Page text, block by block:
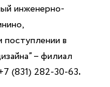
инженерно-
поступлении в
– филиал
(831) 282-30-63.